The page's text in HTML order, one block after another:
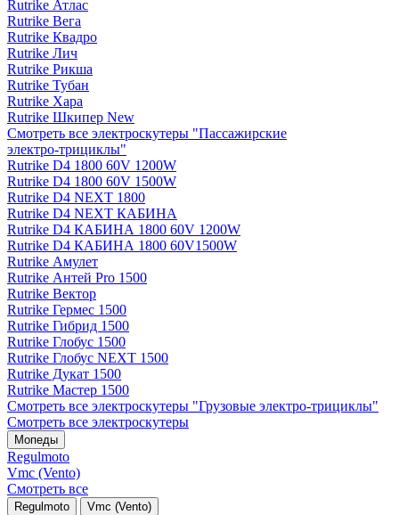
Rutrike Атлас
Rutrike Вега
Rutrike Квадро
Rutrike Лич
Rutrike Рикша
Rutrike Тубан
Rutrike Хара
Rutrike Шкипер New
Смотреть все электро­скутеры "Пассажирские
электро‑трициклы"
Rutrike D4 1800 60V 1200W
Rutrike D4 1800 60V 1500W
Rutrike D4 NEXT 1800
Rutrike D4 NEXT КАБИНА
Rutrike D4 КАБИНА 1800 60V 1200W
Rutrike D4 КАБИНА 1800 60V1500W
Rutrike Амулет
Rutrike Антей Pro 1500
Rutrike Вектор
Rutrike Гермес 1500
Rutrike Гибрид 1500
Rutrike Глобус 1500
Rutrike Глобус NEXT 1500
Rutrike Дукат 1500
Rutrike Мастер 1500
Смотреть все электро­скутеры "Грузовые электро‑трициклы"
Смотреть все электро­скутеры
Мопеды
Regulmoto
Vmc (Vento)
Смотреть все
Regulmoto Vmc (Vento)